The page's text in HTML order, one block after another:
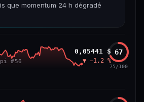
que momentum 24 h dégradé
8,7 M$
VAR. 30 J
#56
0,05441 $
▼ −1,2 %
67
75/100
78